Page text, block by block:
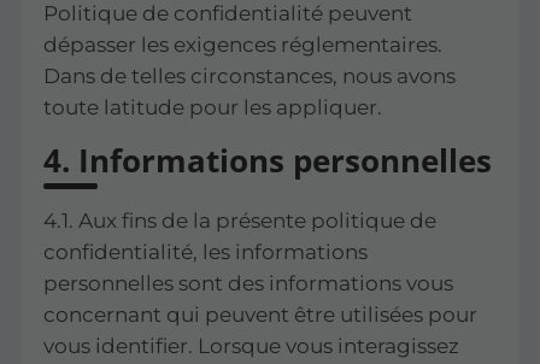
Politique de confidentialité peuvent
dépasser les exigences réglementaires.
Dans de telles circonstances, nous avons
toute latitude pour les appliquer.
4. Informations personnelles
4.1. Aux fins de la présente politique de
confidentialité, les informations
personnelles sont des informations vous
concernant qui peuvent être utilisées pour
vous identifier. Lorsque vous interagissez